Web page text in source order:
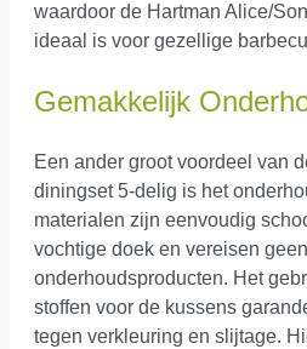
waardoor de Hartman Alice/
ideaal is voor gezellige
Gemakkelijk
Een ander groot voordeel van
diningset 5-delig is het
materialen zijn eenvoudig
vochtige doek en vereisen
onderhoudsproducten. Het
stoffen voor de kussens
tegen verkleuring en slijtage.